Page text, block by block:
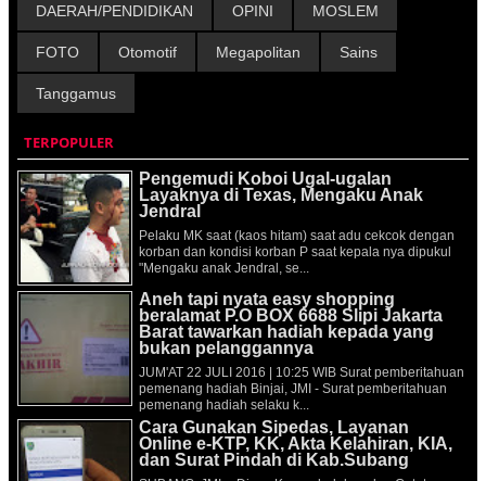
DAERAH/PENDIDIKAN OPINI MOSLEM
FOTO Otomotif Megapolitan Sains
Tanggamus
TERPOPULER
Pengemudi Koboi Ugal-ugalan
Layaknya di Texas, Mengaku Anak
Jendral
Pelaku MK saat (kaos hitam) saat adu cekcok dengan
korban dan kondisi korban P saat kepala nya dipukul
"Mengaku anak Jendral, se...
Aneh tapi nyata easy shopping
beralamat P.O BOX 6688 Slipi Jakarta
Barat tawarkan hadiah kepada yang
bukan pelanggannya
JUM'AT 22 JULI 2016 | 10:25 WIB Surat pemberitahuan
pemenang hadiah Binjai, JMI - Surat pemberitahuan
pemenang hadiah selaku k...
Cara Gunakan Sipedas, Layanan
Online e-KTP, KK, Akta Kelahiran, KIA,
dan Surat Pindah di Kab.Subang